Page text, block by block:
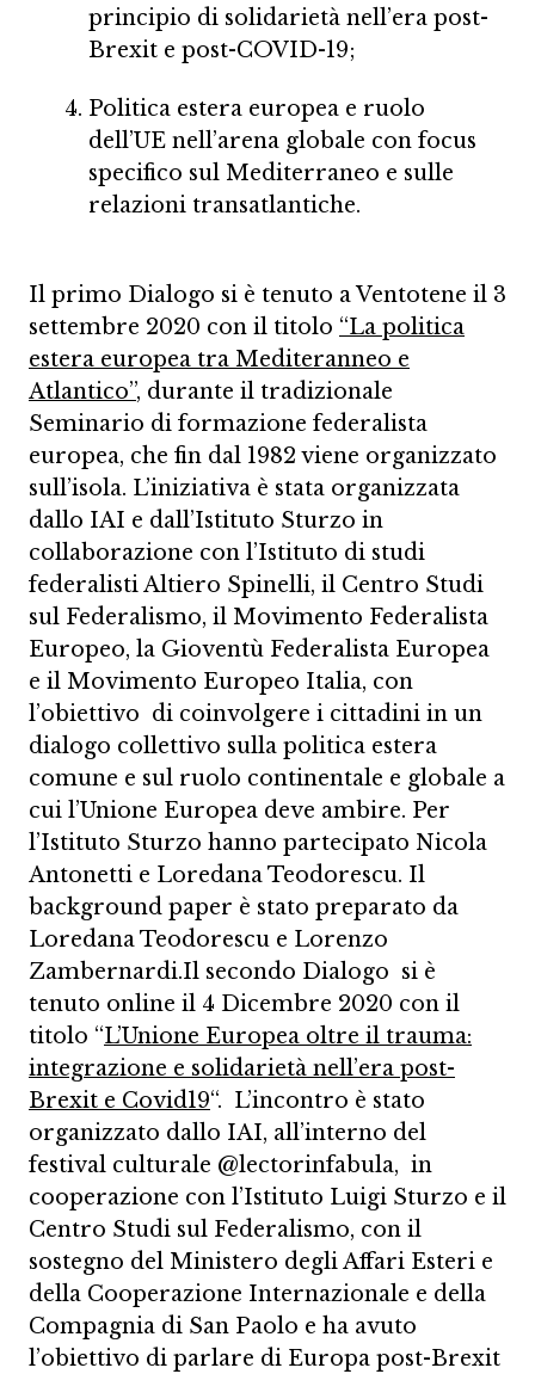
principio di solidarietà nell’era post-
Brexit e post-COVID-19;
Politica estera europea e ruolo
dell’UE nell’arena globale con focus
specifico sul Mediterraneo e sulle
relazioni transatlantiche.
Il primo Dialogo si è tenuto a Ventotene il 3
settembre 2020 con il titolo “La politica
estera europea tra Mediteranneo e
Atlantico”, durante il tradizionale
Seminario di formazione federalista
europea, che fin dal 1982 viene organizzato
sull’isola. L’iniziativa è stata organizzata
dallo IAI e dall’Istituto Sturzo in
collaborazione con l’Istituto di studi
federalisti Altiero Spinelli, il Centro Studi
sul Federalismo, il Movimento Federalista
Europeo, la Gioventù Federalista Europea
e il Movimento Europeo Italia, con
l’obiettivo di coinvolgere i cittadini in un
dialogo collettivo sulla politica estera
comune e sul ruolo continentale e globale a
cui l’Unione Europea deve ambire. Per
l’Istituto Sturzo hanno partecipato Nicola
Antonetti e Loredana Teodorescu. Il
background paper è stato preparato da
Loredana Teodorescu e Lorenzo
Zambernardi.Il secondo Dialogo si è
tenuto online il 4 Dicembre 2020 con il
titolo “L’Unione Europea oltre il trauma:
integrazione e solidarietà nell’era post-
Brexit e Covid19“. L’incontro è stato
organizzato dallo IAI, all’interno del
festival culturale @lectorinfabula, in
cooperazione con l’Istituto Luigi Sturzo e il
Centro Studi sul Federalismo, con il
sostegno del Ministero degli Affari Esteri e
della Cooperazione Internazionale e della
Compagnia di San Paolo e ha avuto
l’obiettivo di parlare di Europa post-Brexit